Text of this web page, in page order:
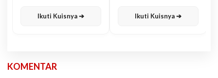
Ikuti Kuisnya ➔ Ikuti Kuisnya ➔
KOMENTAR